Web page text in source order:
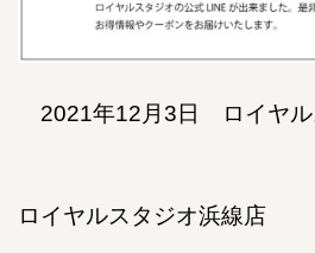
2021年12月3日 ロイヤル
ロイヤルスタジオ浜線店